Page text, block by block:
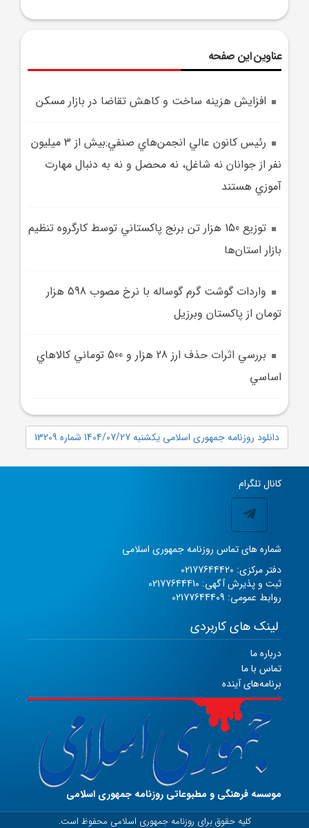
عناوین این صفحه
افزايش هزينه ساخت و کاهش تقاضا در بازار مسکن
رئيس کانون عالي انجمن‌هاي صنفي:بيش از 3 ميليون
نفر از جوانان نه شاغل، نه محصل و نه به دنبال مهارت
آموزي هستند
توزيع 150 هزار تن برنج پاکستاني توسط کارگروه تنظيم
بازار استان‌ها
واردات گوشت گرم گوساله با نرخ مصوب 598 هزار
تومان از پاکستان وبرزيل
بررسي اثرات حذف ارز 28 هزار و 500 توماني کالا‌هاي
اساسي
دانلود روزنامه جمهوری اسلامی یکشنبه 1404/07/27 شماره 13209
کانال تلگرام
شماره های تماس روزنامه جمهوری اسلامی
دفتر مرکزی: 02177644420
ثبت و پذیرش آگهی: 02177644410
روابط عمومی: 02177644409
لینک های کاربردی
درباره ما
تماس با ما
برنامه‌های آینده
موسسه فرهنگی و مطبوعاتی روزنامه جمهوری اسلامی
کلیه حقوق برای روزنامه جمهوری اسلامی محفوظ است.